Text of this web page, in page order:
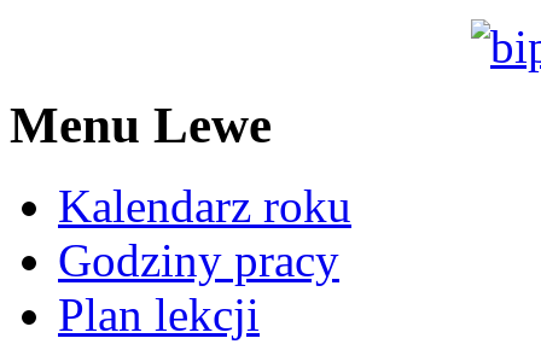
Menu Lewe
Kalendarz roku
Godziny pracy
Plan lekcji